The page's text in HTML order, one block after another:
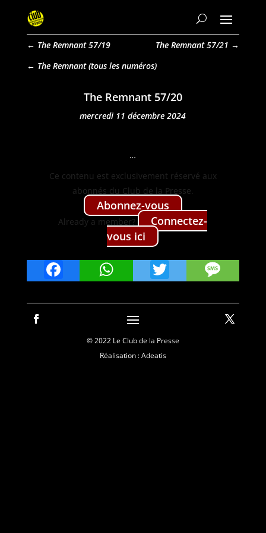
← The Remnant 57/19 The Remnant 57/21 →
The Remnant
The Remnant 57/20
mercredi 11 décembre 2024
…
Ce con­tenu est exclu­sive­ment réservé aux
abon­nés du Club de la Presse.
Abon­nez-vous
Already a mem­ber?
Con­nectez-
vous ici
FacebookWhatsApp
Twitter
© 2022 Le Club de la Presse
Réalisation : Adeatis